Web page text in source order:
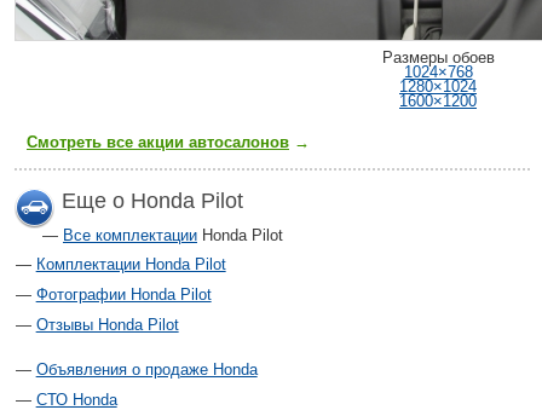
Размеры обоев
1024×768
1280×1024
1600×1200
Смотреть все акции автосалонов →
Еще о Honda Pilot
Все комплектации Honda Pilot
Комплектации Honda Pilot
Фотографии Honda Pilot
Отзывы Honda Pilot
Объявления о продаже Honda
СТО Honda